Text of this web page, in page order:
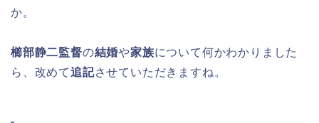
か。
櫛部静二監督の結婚や家族について何かわかりました
ら、改めて追記させていただきますね。